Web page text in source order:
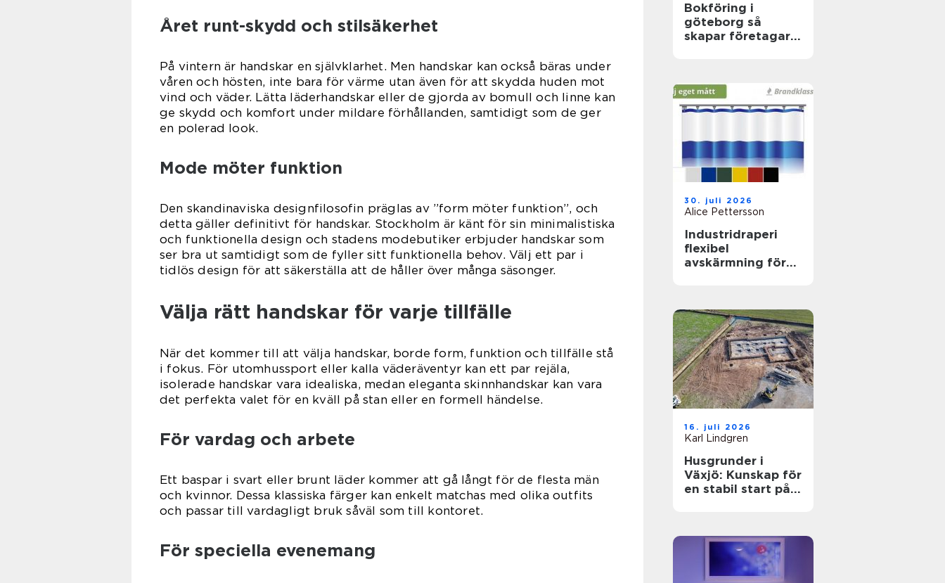
Året runt-skydd och stilsäkerhet
På vintern är handskar en självklarhet. Men handskar kan också bäras under
våren och hösten, inte bara för värme utan även för att skydda huden mot
vind och väder. Lätta läderhandskar eller de gjorda av bomull och linne kan
ge skydd och komfort under mildare förhållanden, samtidigt som de ger
en polerad look.
Mode möter funktion
Den skandinaviska designfilosofin präglas av ”form möter funktion”, och
detta gäller definitivt för handskar. Stockholm är känt för sin minimalistiska
och funktionella design och stadens modebutiker erbjuder handskar som
ser bra ut samtidigt som de fyller sitt funktionella behov. Välj ett par i
tidlös design för att säkerställa att de håller över många säsonger.
Välja rätt handskar för varje tillfälle
När det kommer till att välja handskar, borde form, funktion och tillfälle stå
i fokus. För utomhussport eller kalla väderäventyr kan ett par rejäla,
isolerade handskar vara idealiska, medan eleganta skinnhandskar kan vara
det perfekta valet för en kväll på stan eller en formell händelse.
För vardag och arbete
Ett baspar i svart eller brunt läder kommer att gå långt för de flesta män
och kvinnor. Dessa klassiska färger kan enkelt matchas med olika outfits
och passar till vardagligt bruk såväl som till kontoret.
För speciella evenemang
Bokföring i
göteborg så
skapar företagare
30. juli 2026
Alice Pettersson
Industridraperi
flexibel
avskärmning för
16. juli 2026
Karl Lindgren
Husgrunder i
Växjö: Kunskap för
en stabil start på